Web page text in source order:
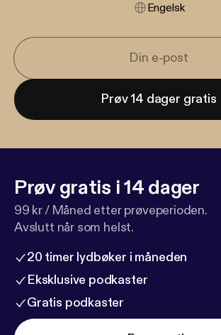
Engelsk
Prøv 14 dager gratis
Prøv gratis i 14 dager
99 kr / Måned etter prøveperioden.
Avslutt når som helst.
20 timer lydbøker i måneden
Eksklusive podkaster
Gratis podkaster